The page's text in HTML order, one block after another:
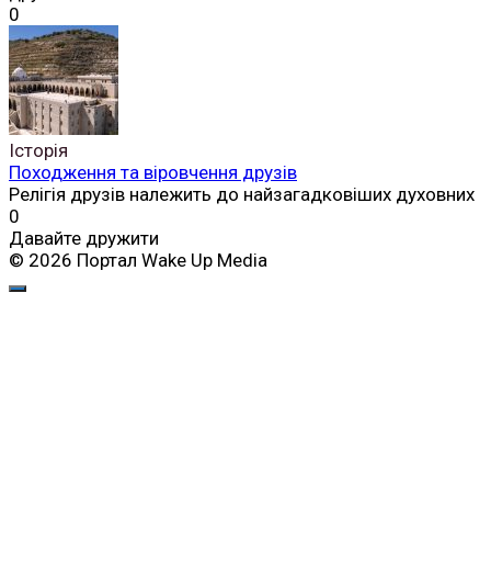
0
Історія
Походження та віровчення друзів
Релігія друзів належить до найзагадковіших духовних
0
Давайте дружити
© 2026 Портал Wake Up Media